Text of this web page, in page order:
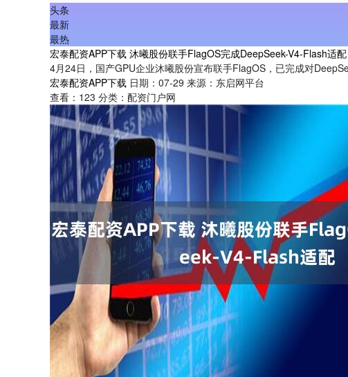
头条
最新
最热
宏泰配资APP下载 沐曦股份联手FlagOS完成DeepSeek-V4-Flash适配
4月24日，国产GPU企业沐曦股份宣布联手FlagOS，已完成对
宏泰配资APP下载 日期：07-29 来源：东启网平台
查看： 123 分类： 配资门户网